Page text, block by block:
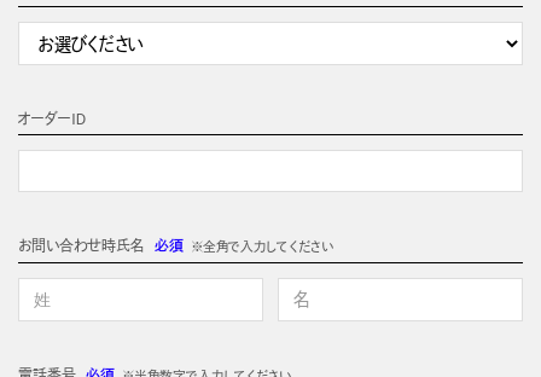
オーダーＩＤ
お問い合わせ時氏名 必須 ※全角で入力してください
電話番号必須